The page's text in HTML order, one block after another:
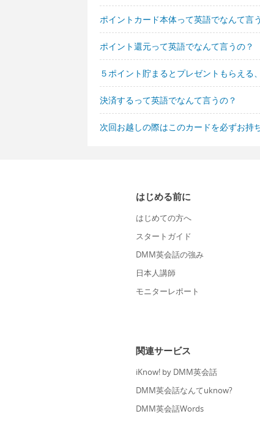
ポイントカード本体って英語でなんて言
ポイント還元って英語でなんて言うの？
５ポイント貯まるとプレゼントもらえる
決済するって英語でなんて言うの？
次回お越しの際はこのカードを必ずお持
はじめる前に
はじめての方へ
スタートガイド
DMM英会話の強み
日本人講師
モニターレポート
関連サービス
iKnow! by DMM英会話
DMM英会話なんてuknow?
DMM英会話Words